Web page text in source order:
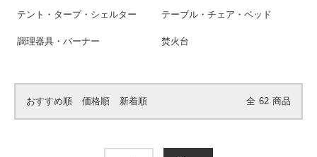
テント・タープ・シェルター テーブル・チェア・ベッド
調理器具・バーナー 焚火台
おすすめ順 価格順 新着順 全 62 商品